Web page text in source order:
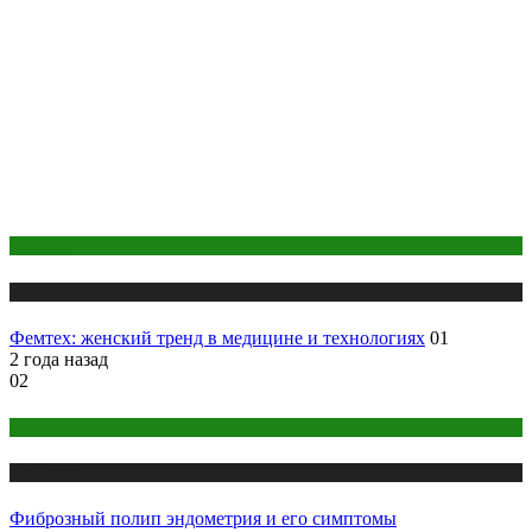
Фемтех: женский тренд в медицине и технологиях 01
2 года назад
02
Фиброзный полип эндометрия и его симптомы